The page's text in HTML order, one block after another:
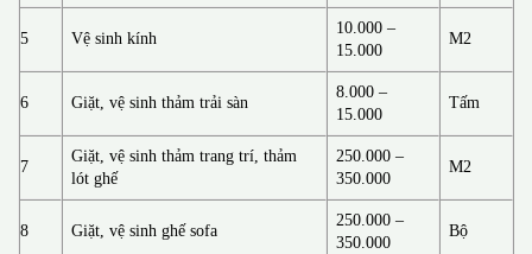
5 Vệ sinh kính
10.000 –
15.000
M2
6 Giặt, vệ sinh thảm trải sàn
8.000 –
15.000
Tấm
7
Giặt, vệ sinh thảm trang trí, thảm
lót ghế
250.000 –
350.000
M2
8 Giặt, vệ sinh ghế sofa
250.000 –
350.000
Bộ